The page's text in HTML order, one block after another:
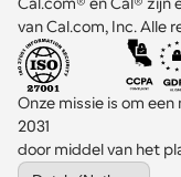
van Cal.com, Inc. Alle
Onze missie is om
2031
door middel van het
Select Language